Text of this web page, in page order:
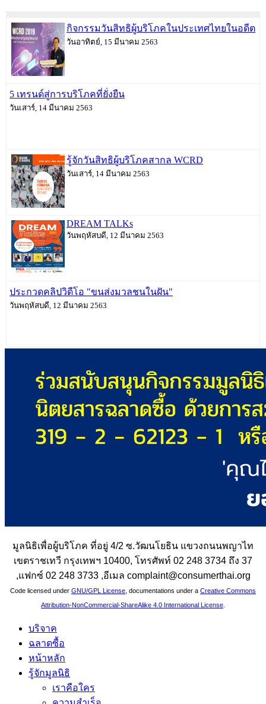
กิจกรรมวันสิทธิผู้บริโภคในประเทศไทยในอดีต
วันอาทิตย์, 15 มีนาคม 2563
5 เทรนด์สู่การบริโภคที่ยั่งยืน
วันเสาร์, 14 มีนาคม 2563
รู้จักวันสิทธิผู้บริโภคสากล WCRD
วันเสาร์, 14 มีนาคม 2563
DREAM TALKs
วันพฤหัสบดี, 12 มีนาคม 2563
ประกวดคลิปวิดีโอ "ขนส่งมวลชนในฝัน"
วันพฤหัสบดี, 12 มีนาคม 2563
มูลนิธิเพื่อผู้บริโภค ที่อยู่ 4/2 ซ.วัฒนโยธิน แขวงถนนพญาไท
เขตราชเทวี กรุงเทพฯ 10400, โทรศัพท์ 02 248 3734 ถึง 37
,แฟกซ์ 02 248 3733 ,อีเมล complaint@consumerthai.org
Code licensed under GNU/GPL License, documentations under a Creative Commons
Attribution-NonCommercial-ShareAlike 4.0 International License.
บริจาค
ฉลาดซื้อ
หน้าหลัก
รู้จักมูลนิธิ
เราคือใคร